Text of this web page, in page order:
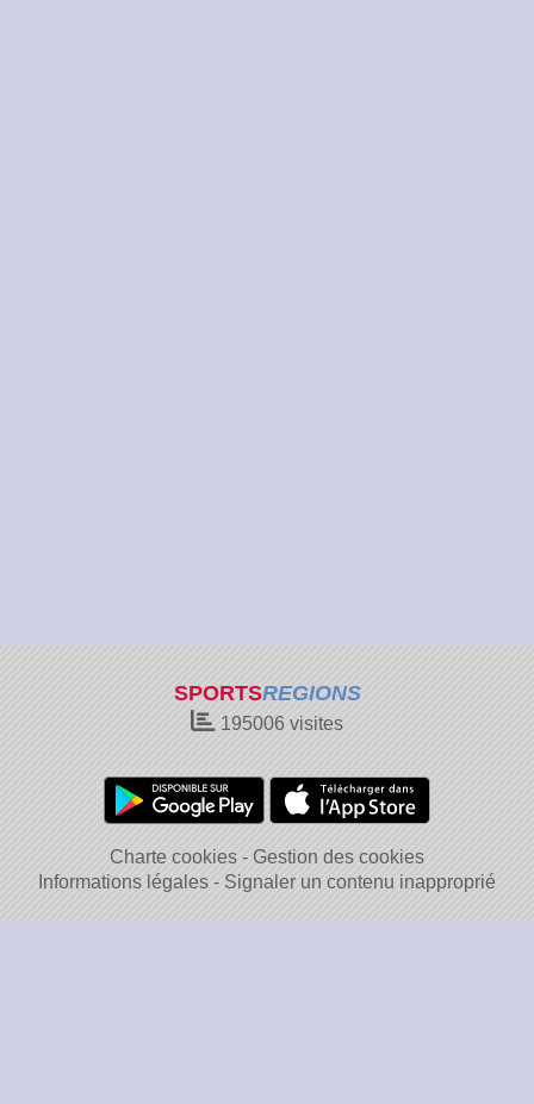
SPORTSREGIONS
195006 visites
Charte cookies
Gestion des cookies
Informations légales
Signaler un contenu inapproprié